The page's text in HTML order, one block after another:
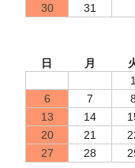
30
31
日
月
1
6
7 8
13
14
20
21
27
28